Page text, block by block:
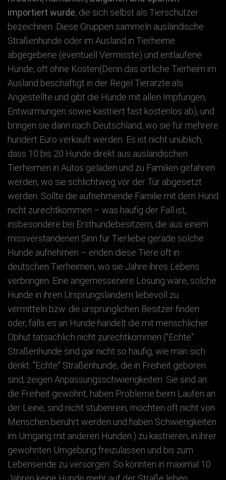
importiert wurde, die sich selbst als Tierschützer
bezeichnen. Diese Gruppen sammeln ausländische
Straßenhunde oder im Ausland in Tierheime
abgegebene (eventuell Vermisste) und entlaufene
Hunde, oft ohne Kosten(Denn das örtliche Tierheim im
Ausland beschäftigt in der Regel Tierärzte als
Angestellte und gibt die Hunde mit allen Impfungen,
Entwurmungen sowie kastriert fast kostenlos ab), und
bringen sie dann nach Deutschland, wo sie für mehrere
hundert Euro verkauft werden. Es ist nicht unüblich,
dass 10 bis 20 Hunde direkt aus ausländischen
Tierheimen in Autos geladen und zu Familien gefahren
werden, wo sie schlichtweg vor der Tür abgesetzt
werden. Sollte die aufnehmende Familie mit dem Hund
nicht zurechtkommen – was häufig der Fall ist,
insbesondere bei Ersthundebesitzern, die aus einem
missverstandenen Sinn für Tierliebe gerade solche
Hunde aufnehmen – enden diese Tiere oft in
deutschen Tierheimen, wo sie Jahre ihres Lebens
verbringen. Eine angemessenere Lösung wäre, solche
Hunde in ihren Ursprungsländern liebevoll zu
vermitteln bzw. die ursprünglichen Besitzer finden
oder, falls es an Hunde handelt die mit menschlicher
Obhut tatsächlich nicht zurechtkommen ("Echte"
Straßenhunde sind gar nicht so häufig, wie man sich
denkt. "Echte" Straßenhunde, die in Freiheit geboren
sind, zeigen Anpassungsschwierigkeiten: Sie sind an
die Freiheit gewöhnt, haben Probleme beim Laufen an
der Leine, sind nicht stubenrein, möchten oft nicht von
Menschen berührt werden und haben Schwierigkeiten
im Umgang mit anderen Hunden.) zu kastrieren, in ihrer
gewohnten Umgebung freizulassen und bis zum
Lebensende zu versorgen. So könnten in maximal 10